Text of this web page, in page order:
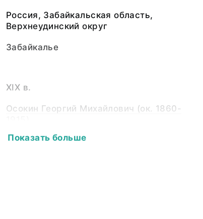
Россия, Забайкальская область,
Верхнеудинский округ
Забайкалье
XIX в.
Осокин Георгий Михайлович (ок. 1860-
ткань шерстяная
Показать больше